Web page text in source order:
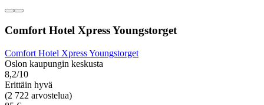
Comfort Hotel Xpress Youngstorget
Comfort Hotel Xpress Youngstorget
Oslon kaupungin keskusta
8,2/10
Erittäin hyvä
(2 722 arvostelua)